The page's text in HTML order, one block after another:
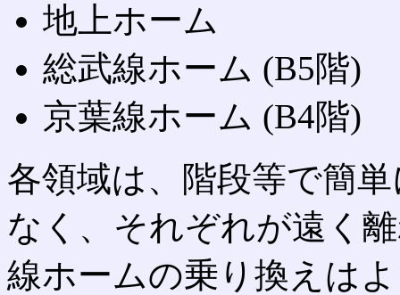
地上ホーム
総武線ホーム (B5階)
京葉線ホーム (B4階)
各領域は、階段等で簡
なく、それぞれが遠く
線ホームの乗り換えは